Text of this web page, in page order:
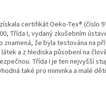
certifikát Oeko-Tex® (číslo
Třída I, vydaný zkušebním
znamená, že byla testována na
a z hlediska působení na
Třída I je ten nejvyšší
také pro miminka a malé